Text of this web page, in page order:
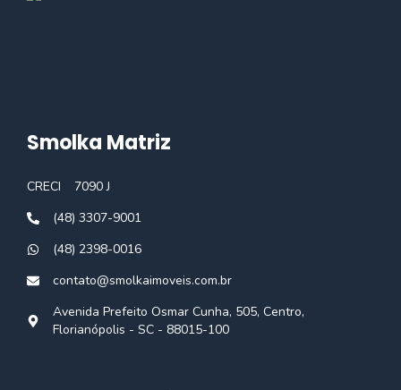
Smolka Matriz
CRECI
7090 J
(48) 3307-9001
(48) 2398-0016
contato@smolkaimoveis.com.br
Avenida Prefeito Osmar Cunha, 505, Centro,
Florianópolis - SC - 88015-100